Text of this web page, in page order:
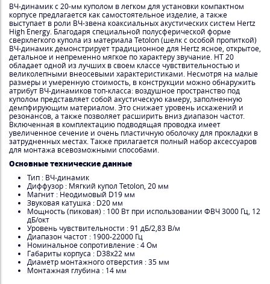
ВЧ-динамик с 20-мм куполом в легком для установки компактном
корпусе предлагается как самостоятельное изделие, а также
выступает в роли ВЧ-звена коаксиальных акустических систем Hertz
High Energy. Благодаря специальной полусферической форме
сверхлегкого купола из материала Tetolon (шелк с особой пропиткой)
ВЧ-динамик демонстрирует традиционное для Hertz ясное, открытое,
детальное и непременно мягкое по характеру звучание. HT 20
обладает одной из лучших в своем классе чувствительностью и
великолепными внеосевыми характеристиками. Несмотря на малые
размеры и умеренную стоимость, в конструкции можно обнаружить
атрибут ВЧ-динамиков топ-класса: воздушное пространство под
куполом представляет собой акустическую камеру, заполненную
демпфирующим материалом. Это снижает уровень искажений и
резонансов, а также позволяет расширить вниз диапазон частот.
Включенная в комплектацию подводящая проводка имеет
увеличенное сечение и очень пластичную оболочку для прокладки в
затрудненных местах. Также прилагается полный набор аксессуаров
для монтажа всевозможными способами.
Основные технические данные
Тип : ВЧ-динамик
Диффузор : Мягкий купол Tetolon, 20 мм
Магнит : Неодимовый D19 мм
Звуковая катушка : D20 мм
Мощность (пиковая) : 100 Вт при использовании ФВЧ 3000 Гц, 12
дБ/окт
Уровень чувствительности : 91 дБ/2,83 В/м
Диапазон частот : 1900-22000 Гц
Номинальное сопротивление : 4 Ом
Габариты корпуса : D38x22 мм
Диаметр монтажного отверстия : 35 мм
Монтажная глубина : 14 мм